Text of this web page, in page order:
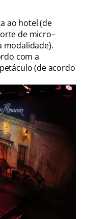
ao hotel (de
de micro–
modalidade).
com a
(de acordo